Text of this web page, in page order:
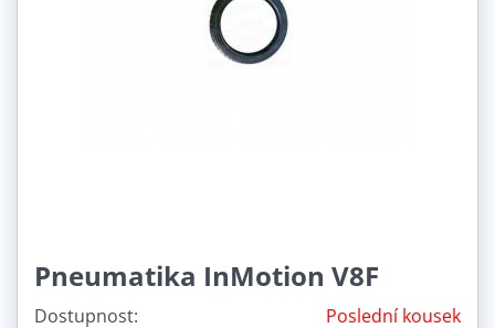
Pneumatika InMotion V8F
Dostupnost: Poslední kousek